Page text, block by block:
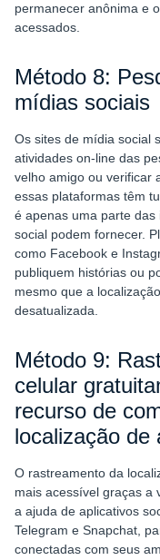
permanecer anônima e
acessados.
Método 8:
mídias sociais
Os sites de mídia social
atividades on-line das
velho amigo ou verificar
essas plataformas têm
é apenas uma parte
social podem fornecer.
como Facebook e
publiquem histórias ou
mesmo que a
desatualizada.
Método 9:
celular
recurso de
localização de
O rastreamento da
mais acessível graças a
a ajuda de aplicativos
Telegram e Snapchat,
conectadas com seus